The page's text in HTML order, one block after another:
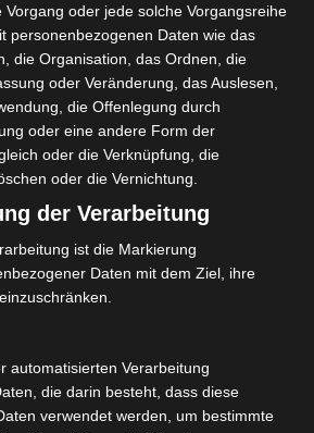
oder jede solche Vorgangsreihe
personenbezogenen Daten wie das
die Organisation, das Ordnen, die
oder Veränderung, das Auslesen,
die Offenlegung durch
oder eine andere Form der
oder die Verknüpfung, die
oder die Vernichtung.
der Verarbeitung
ist die Markierung
Daten mit dem Ziel, ihre
automatisierten Verarbeitung
die darin besteht, dass diese
verwendet werden, um bestimmte